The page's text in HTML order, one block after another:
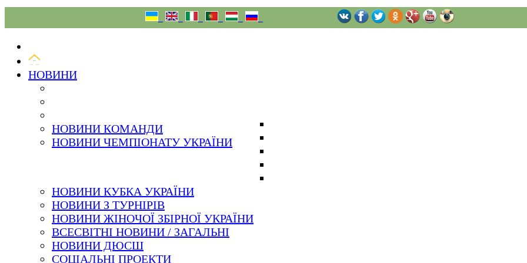
НОВИНИ
НОВИНИ КОМАНДИ
НОВИНИ ЧЕМПІОНАТУ УКРАЇНИ
НОВИНИ КУБКА УКРАЇНИ
НОВИНИ З ТУРНІРІВ
НОВИНИ ЖІНОЧОЇ ЗБІРНОЇ УКРАЇНИ
ВСЕСВІТНІ НОВИНИ / ЗАГАЛЬНІ
НОВИНИ ДЮСШ
СОЦІАЛЬНІ ПРОЕКТИ